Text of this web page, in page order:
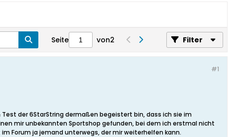
Seite von2 Filter
#1
der 6StarString dermaßen begeistert bin, dass ich sie im
mir unbekannten Sportshop gefunden, bei dem ich erstmal nicht
Forum ja jemand unterwegs, der mir weiterhelfen kann.